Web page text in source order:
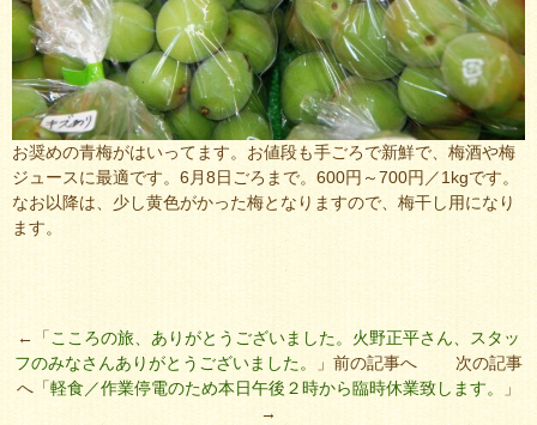
お奨めの青梅がはいってます。お値段も手ごろで新鮮で、梅酒や梅
ジュースに最適です。6月8日ごろまで。600円～700円／1kgです。
なお以降は、少し黄色がかった梅となりますので、梅干し用になり
ます。
←「こころの旅、ありがとうございました。火野正平さん、スタッ
フのみなさんありがとうございました。 」前の記事へ 次の記事
へ「軽食／作業停電のため本日午後２時から臨時休業致します。
」
→